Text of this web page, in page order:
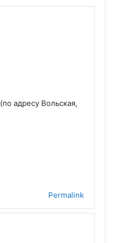
адресу Вольская,
Permalink